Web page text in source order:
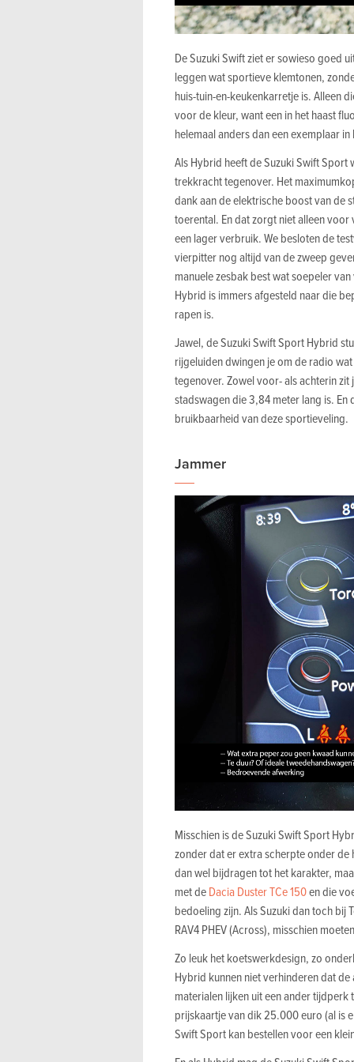
De Suzuki Swift ziet er sowieso goed
leggen wat sportieve klemtonen,
huis-tuin-en-keukenkarretje is. Alleen
voor de kleur, want een in het haast
helemaal anders dan een exemplaar
Als Hybrid heeft de Suzuki Swift
trekkracht tegenover. Het
dank aan de elektrische boost van
toerental. En dat zorgt niet alleen
een lager verbruik. We besloten de
vierpitter nog altijd van de zweep
manuele zesbak best wat soepeler
Hybrid is immers afgesteld naar die
rapen is.
Jawel, de Suzuki Swift Sport Hybrid
rijgeluiden dwingen je om de radio
tegenover. Zowel voor- als achterin
stadswagen die 3,84 meter lang is.
bruikbaarheid van deze sportieveling.
Jammer
Misschien is de Suzuki Swift Sport
zonder dat er extra scherpte onder
dan wel bijdragen tot het karakter,
met deDacia Duster TCe 150en die
bedoeling zijn. Als Suzuki dan toch
RAV4 PHEV (Across), misschien
Zo leuk het koetswerkdesign, zo
Hybrid kunnen niet verhinderen dat
materialen lijken uit een ander
prijskaartje van dik 25.000 euro (al is
Swift Sport kan bestellen voor een